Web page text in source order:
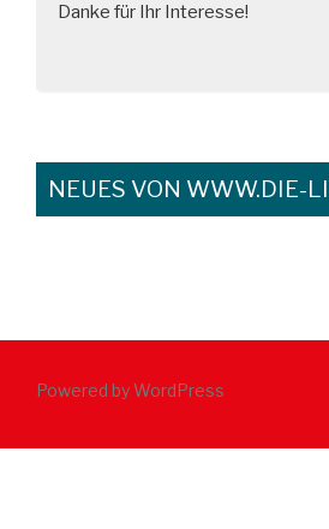
Danke für Ihr Interesse!
NEUES VON WWW.DIE-
Powered by WordPress